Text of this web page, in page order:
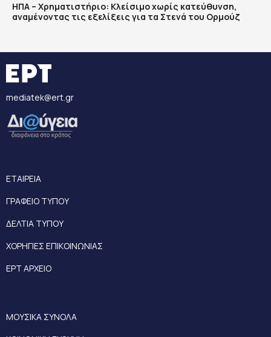
ΗΠΑ – Χρηματιστήριο: Κλείσιμο χωρίς κατεύθυνση,
αναμένοντας τις εξελίξεις για τα Στενά του Ορμούζ
mediatek@ert.gr
ΕΤΑΙΡΕΙΑ
ΓΡΑΦΕΙΟ ΤΥΠΟΥ
ΔΕΛΤΙΑ ΤΥΠΟΥ
ΧΟΡΗΓΙΕΣ ΕΠΙΚΟΙΝΩΝΙΑΣ
ΕΡΤ ΑΡΧΕΙΟ
ΜΟΥΣΙΚΑ ΣΥΝΟΛΑ